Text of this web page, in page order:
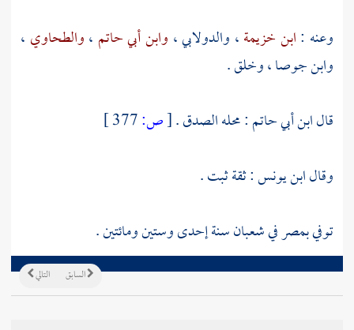
وعنه :ابن خزيمة، والدولابي، وابن أبي حاتم ،والطحاوي ،
وابن جوصا، وخلق .
قالابن أبي حاتم: محله الصدق .[ص:
وقالابن يونس: ثقة ثبت .
توفيبمصرفي شعبان سنة إحدى وستين ومائتين .
التالي السابق